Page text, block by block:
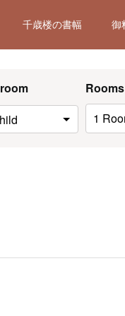
千歳楼の書幅 御
Rooms